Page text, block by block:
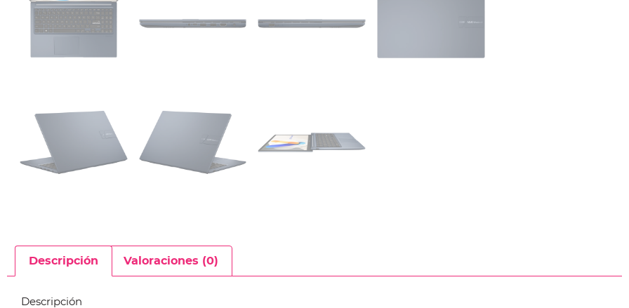
Descripción Valoraciones (0)
Descripción